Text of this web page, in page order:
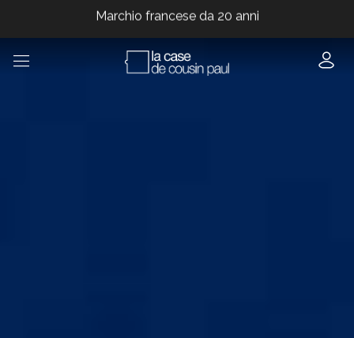
Marchio francese da 20 anni
Marchio francese da 20 anni
Marchio francese da 20 anni
Marchio francese da 20 anni